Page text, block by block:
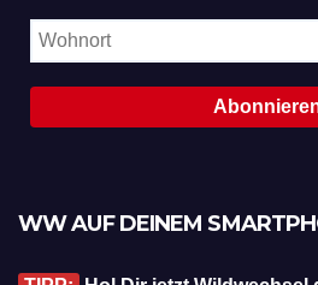
WW AUF DEINEM